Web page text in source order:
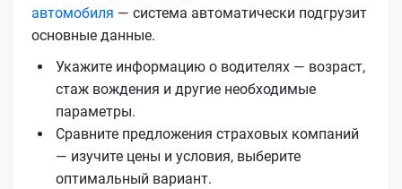
автомобиля — система автоматически подгрузит
основные данные.
Укажите информацию о водителях — возраст,
стаж вождения и другие необходимые
параметры.
Сравните предложения страховых компаний
— изучите цены и условия, выберите
оптимальный вариант.